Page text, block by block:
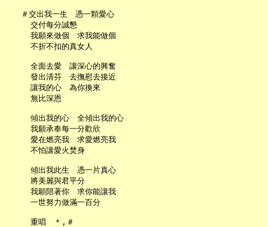
   ＃交出我一生　憑一顆愛心
     交付每分誠懇
     我願來做個　求我能做個
     不折不扣的真女人
     全面去愛　讓深心的興奮
     發出清芬　去撫慰去接近
     讓我的心　為你換來
     無比深恩
     傾出我的心　全傾出我的心
     我願承奉每一分歡欣
     愛在燃亮我　求愛燃亮我
     不怕讓愛火焚身
     傾出我此生　憑一片真心
     將美麗與君平分
     我願陪著你　求你能讓我
     一世努力做滿一百分